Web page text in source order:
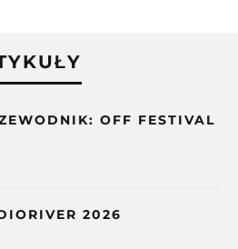
OFF FESTIVAL
2026